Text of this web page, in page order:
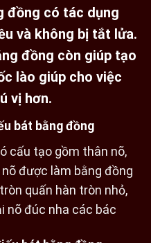
đồng có tác dụng
và không bị tắt lửa.
đồng còn giúp tạo
lào giúp cho việc
vị hơn.
bát bằng đồng
cấu tạo gồm thân nõ,
được làm bằng đồng
quấn hàn tròn nhỏ,
nõ đúc nha các bác